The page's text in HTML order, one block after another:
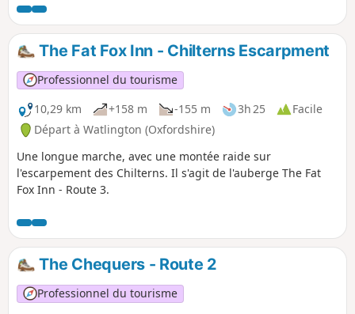
The Fat Fox Inn - Chilterns Escarpment
Professionnel du tourisme
10,29 km
+158 m -155 m 3h 25
Facile
Départ à Watlington (Oxfordshire)
Une longue marche, avec une montée raide sur
l'escarpement des Chilterns. Il s'agit de l'auberge The Fat
Fox Inn - Route 3.
The Chequers - Route 2
Professionnel du tourisme